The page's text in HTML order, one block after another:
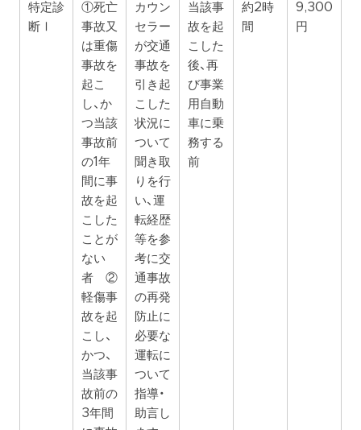
特定診
断Ⅰ
①死亡
事故又
は重傷
事故を
起こ
し、か
つ当該
事故前
の1年
間に事
故を起
こした
ことが
ない
者 ②
軽傷事
故を起
こし、
かつ、
当該事
故前の
3年間
カウン
セラー
が交通
事故を
引き起
こした
状況に
ついて
聞き取
りを行
い、運
転経歴
等を参
考に交
通事故
の再発
防止に
必要な
運転に
ついて
指導・
助言し
当該事
故を起
こした
後、再
び事業
用自動
車に乗
務する
前
約2時
間
9,300
円